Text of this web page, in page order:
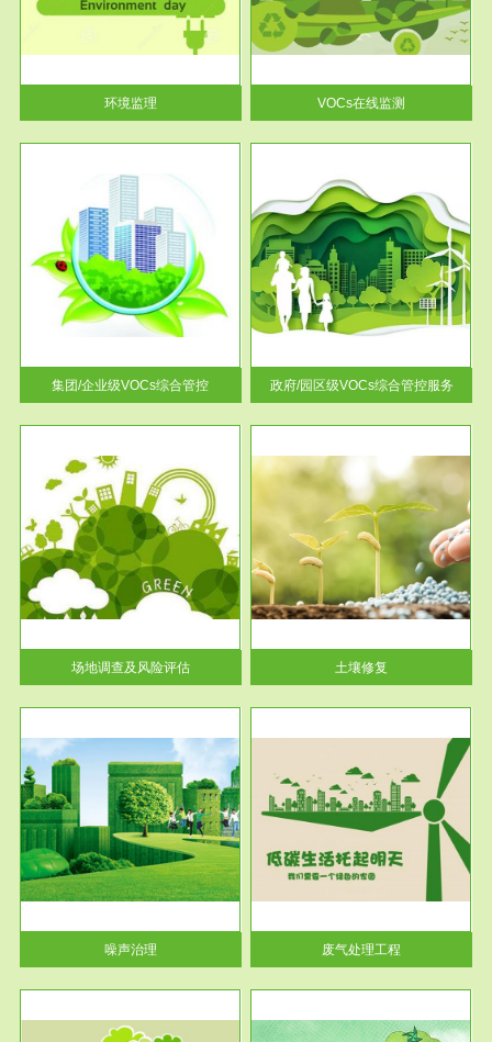
环境监理
根据《重点区域大气污染防
治“十二五”规划》有机废气净化
率达...
VOCs在线监测
集团/企业级VOCs综合管控
服务范围
政府/园区级VOCs综合管控服务
根据《石化行业挥发性有机物综
合整治方案》文件要求，到2017
年，全...
政府/园区级VOCs综合管控服务
场地调查及风险评估
服务范围
土壤修复
土壤修复
噪声治理
服务范围
废气处理工程
废气处理工程